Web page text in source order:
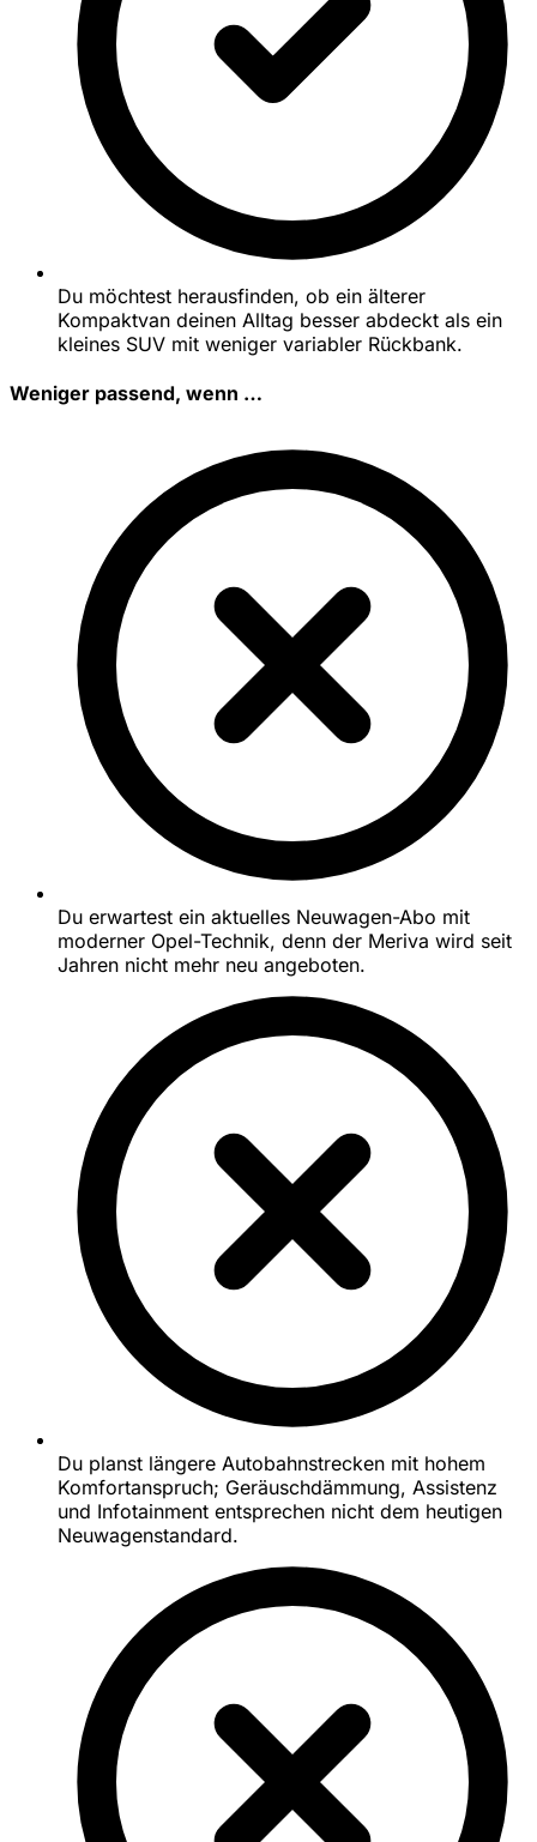
Du möchtest herausfinden, ob ein älterer
Kompaktvan deinen Alltag besser abdeckt als ein
kleines SUV mit weniger variabler Rückbank.
Weniger passend, wenn …
Du erwartest ein aktuelles Neuwagen-Abo mit
moderner Opel-Technik, denn der Meriva wird seit
Jahren nicht mehr neu angeboten.
Du planst längere Autobahnstrecken mit hohem
Komfortanspruch; Geräuschdämmung, Assistenz
und Infotainment entsprechen nicht dem heutigen
Neuwagenstandard.